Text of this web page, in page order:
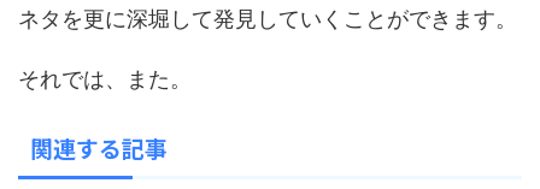
ネタを更に深堀して発見していくことができます。
それでは、また。
関連する記事